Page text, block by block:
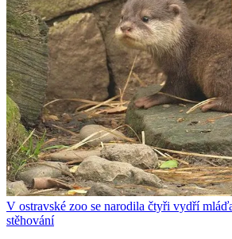
V ostravské zoo se narodila čtyři vydří
stěhování